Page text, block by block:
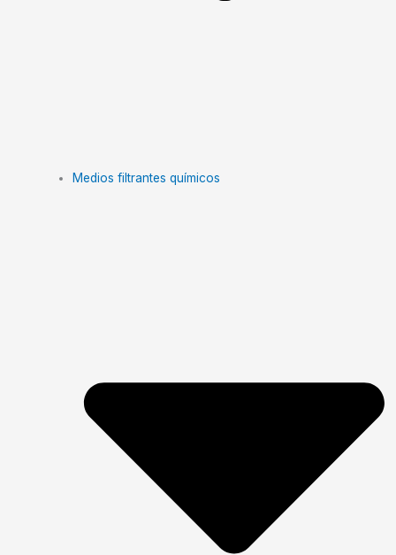
Medios filtrantes químicos